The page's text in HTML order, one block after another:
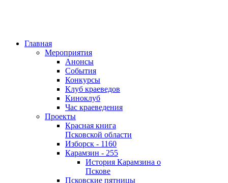
Главная
Мероприятия
Анонсы
События
Конкурсы
Клуб краеведов
Киноклуб
Час краеведения
Проекты
Красная книга
Псковской области
Изборск - 1160
Карамзин - 255
История Карамзина о
Пскове
Псковские пятницы